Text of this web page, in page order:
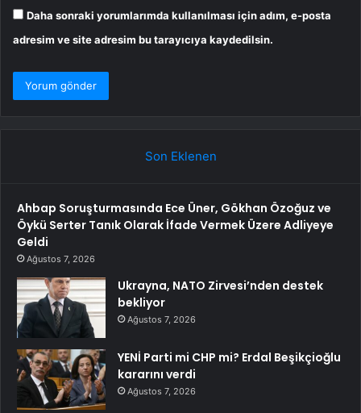
Daha sonraki yorumlarımda kullanılması için adım, e-posta
adresim ve site adresim bu tarayıcıya kaydedilsin.
Son Eklenen
Ahbap Soruşturmasında Ece Üner, Gökhan Özoğuz ve
Öykü Serter Tanık Olarak İfade Vermek Üzere Adliyeye
Geldi
Ağustos 7, 2026
Ukrayna, NATO Zirvesi’nden destek
bekliyor
Ağustos 7, 2026
YENİ Parti mi CHP mi? Erdal Beşikçioğlu
kararını verdi
Ağustos 7, 2026